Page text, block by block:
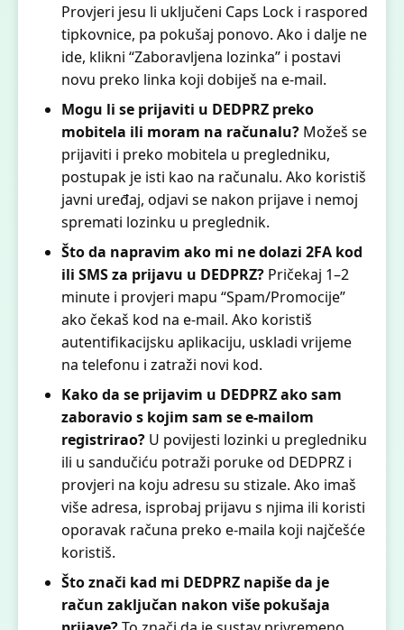
Provjeri jesu li uključeni Caps Lock i raspored
tipkovnice, pa pokušaj ponovo. Ako i dalje ne
ide, klikni “Zaboravljena lozinka” i postavi
novu preko linka koji dobiješ na e-mail.
Mogu li se prijaviti u DEDPRZ preko
mobitela ili moram na računalu? Možeš se
prijaviti i preko mobitela u pregledniku,
postupak je isti kao na računalu. Ako koristiš
javni uređaj, odjavi se nakon prijave i nemoj
spremati lozinku u preglednik.
Što da napravim ako mi ne dolazi 2FA kod
ili SMS za prijavu u DEDPRZ? Pričekaj 1–2
minute i provjeri mapu “Spam/Promocije”
ako čekaš kod na e-mail. Ako koristiš
autentifikacijsku aplikaciju, uskladi vrijeme
na telefonu i zatraži novi kod.
Kako da se prijavim u DEDPRZ ako sam
zaboravio s kojim sam se e-mailom
registrirao? U povijesti lozinki u pregledniku
ili u sandučiću potraži poruke od DEDPRZ i
provjeri na koju adresu su stizale. Ako imaš
više adresa, isprobaj prijavu s njima ili koristi
oporavak računa preko e-maila koji najčešće
koristiš.
Što znači kad mi DEDPRZ napiše da je
račun zaključan nakon više pokušaja